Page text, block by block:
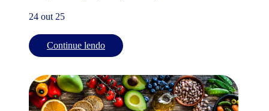
24 out 25
Continue lendo